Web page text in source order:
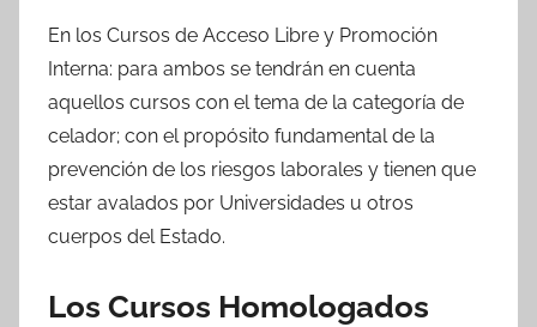
En los Cursos de Acceso Libre y Promoción
Interna: para ambos se tendrán en cuenta
aquellos cursos con el tema de la categoría de
celador; con el propósito fundamental de la
prevención de los riesgos laborales y tienen que
estar avalados por Universidades u otros
cuerpos del Estado.
Los Cursos Homologados